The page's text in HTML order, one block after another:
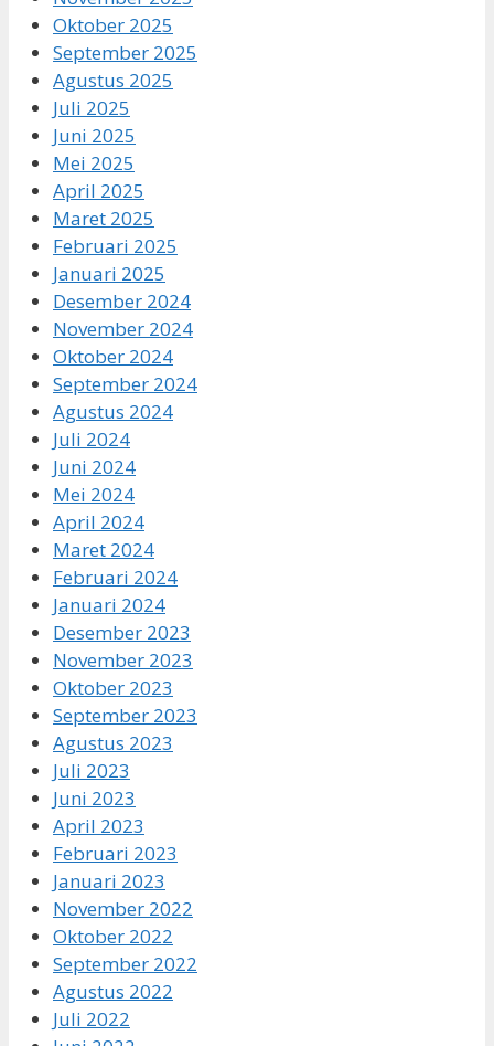
Oktober 2025
September 2025
Agustus 2025
Juli 2025
Juni 2025
Mei 2025
April 2025
Maret 2025
Februari 2025
Januari 2025
Desember 2024
November 2024
Oktober 2024
September 2024
Agustus 2024
Juli 2024
Juni 2024
Mei 2024
April 2024
Maret 2024
Februari 2024
Januari 2024
Desember 2023
November 2023
Oktober 2023
September 2023
Agustus 2023
Juli 2023
Juni 2023
April 2023
Februari 2023
Januari 2023
November 2022
Oktober 2022
September 2022
Agustus 2022
Juli 2022